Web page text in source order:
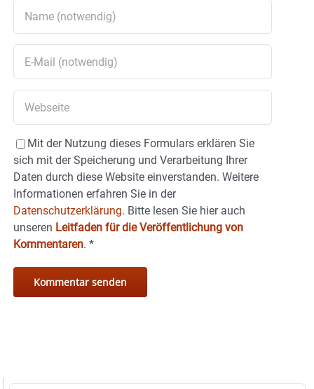
Mit der Nutzung dieses Formulars erklären Sie
sich mit der Speicherung und Verarbeitung Ihrer
Daten durch diese Website einverstanden. Weitere
Informationen erfahren Sie in der
Datenschutzerklärung. Bitte lesen Sie hier auch
unseren Leitfaden für die Veröffentlichung von
Kommentaren. *